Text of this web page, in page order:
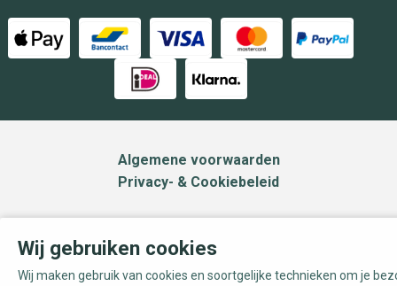
Algemene voorwaarden
Privacy- & Cookiebeleid
Wij gebruiken cookies
Wij maken gebruik van cookies en soortgelijke technieken om je